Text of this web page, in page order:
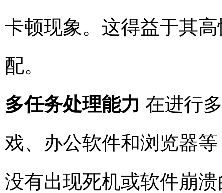
卡顿现象。这得益于其
配。
多任务处理能力 在进行
戏、办公软件和浏览器
没有出现死机或软件崩